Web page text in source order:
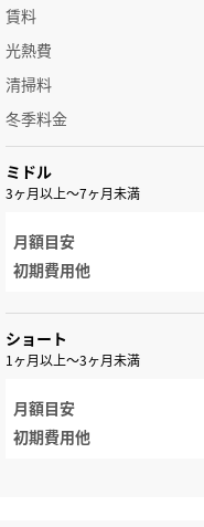
賃料
光熱費
清掃料
冬季料金
ミドル
3ヶ月以上～7ヶ月未満
月額目安
初期費用他
ショート
1ヶ月以上～3ヶ月未満
月額目安
初期費用他